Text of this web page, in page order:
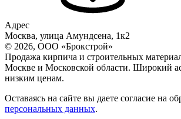
Адрес
Москва, улица Амундсена, 1к2
© 2026, ООО «Брокстрой»
Продажа кирпича и строительных
Москве и Московской области. Широкий
низким ценам.
Оставаясь на сайте вы даете согласие на
персональных данных.